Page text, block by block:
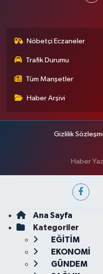
Nöbetçi Eczaneler
Trafik Durumu
Tüm Manşetler
Haber Arşivi
Gizlilik
Haber
Ana Sayfa
Kategoriler
EĞİTİM
EKONOMİ
GÜNDEM